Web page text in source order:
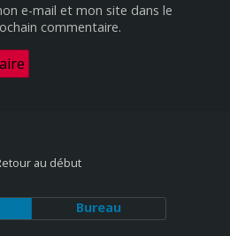
e-mail et mon site dans le
commentaire.
au début
Bureau